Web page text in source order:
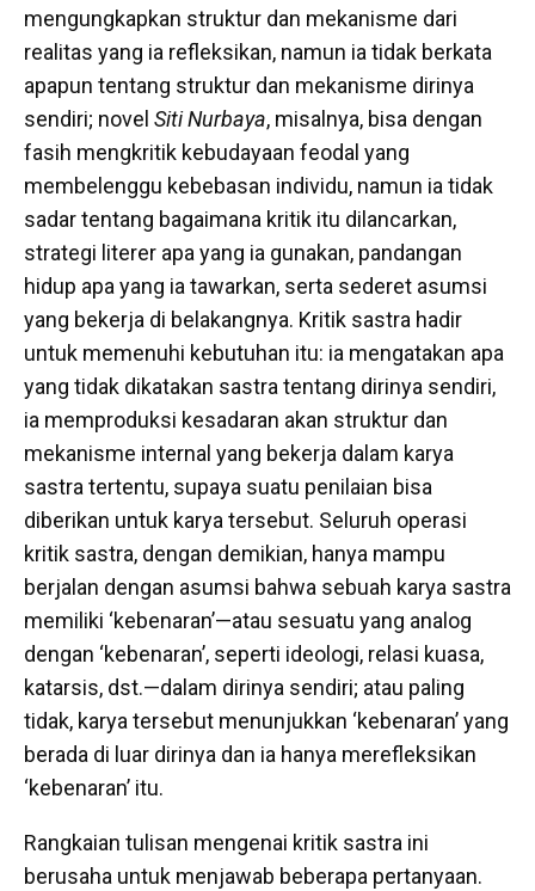
mengungkapkan struktur dan mekanisme dari
realitas yang ia refleksikan, namun ia tidak berkata
apapun tentang struktur dan mekanisme dirinya
sendiri; novel Siti Nurbaya, misalnya, bisa dengan
fasih mengkritik kebudayaan feodal yang
membelenggu kebebasan individu, namun ia tidak
sadar tentang bagaimana kritik itu dilancarkan,
strategi literer apa yang ia gunakan, pandangan
hidup apa yang ia tawarkan, serta sederet asumsi
yang bekerja di belakangnya. Kritik sastra hadir
untuk memenuhi kebutuhan itu: ia mengatakan apa
yang tidak dikatakan sastra tentang dirinya sendiri,
ia memproduksi kesadaran akan struktur dan
mekanisme internal yang bekerja dalam karya
sastra tertentu, supaya suatu penilaian bisa
diberikan untuk karya tersebut. Seluruh operasi
kritik sastra, dengan demikian, hanya mampu
berjalan dengan asumsi bahwa sebuah karya sastra
memiliki ‘kebenaran’—atau sesuatu yang analog
dengan ‘kebenaran’, seperti ideologi, relasi kuasa,
katarsis, dst.—dalam dirinya sendiri; atau paling
tidak, karya tersebut menunjukkan ‘kebenaran’ yang
berada di luar dirinya dan ia hanya merefleksikan
‘kebenaran’ itu.
Rangkaian tulisan mengenai kritik sastra ini
berusaha untuk menjawab beberapa pertanyaan.